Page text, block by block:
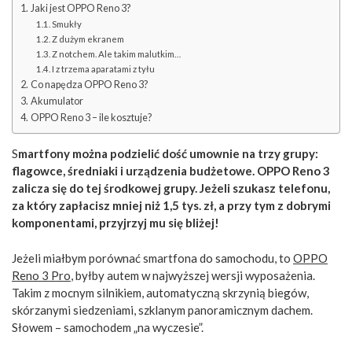
Jaki jest OPPO Reno 3?
Smukły
Z dużym ekranem
Z notchem. Ale takim malutkim…
I z trzema aparatami z tyłu
Co napędza OPPO Reno 3?
Akumulator
OPPO Reno 3 – ile kosztuje?
Smartfony można podzielić dość umownie na trzy grupy:
flagowce, średniaki i urządzenia budżetowe. OPPO Reno 3
zalicza się do tej środkowej grupy. Jeżeli szukasz telefonu,
za który zapłacisz mniej niż 1,5 tys. zł, a przy tym z dobrymi
komponentami, przyjrzyj mu się bliżej!
Jeżeli miałbym porównać smartfona do samochodu, to OPPO
Reno 3 Pro, byłby autem w najwyższej wersji wyposażenia.
Takim z mocnym silnikiem, automatyczną skrzynią biegów,
skórzanymi siedzeniami, szklanym panoramicznym dachem.
Słowem – samochodem „na wyczesie”.